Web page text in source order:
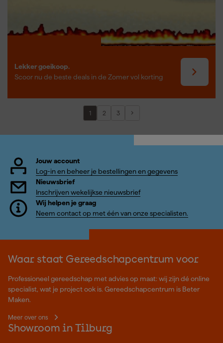
Lekker goeikoop.
Scoor nu de beste deals in de Zomer vol korting
1 2 3
Jouw account
Log-in en beheer je bestellingen en gegevens
Nieuwsbrief
Inschrijven wekelijkse nieuwsbrief
Wij helpen je graag
Neem contact op met één van onze specialisten.
Waar staat Gereedschapcentrum voor
Professioneel gereedschap met advies op maat: wij zijn dé online
specialist, wat je project ook is. Gereedschapcentrum is Beter
Maken.
Meer over ons
Showroom in Tilburg